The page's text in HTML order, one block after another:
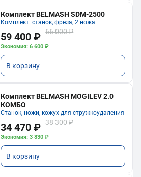
Комплект BELMASH SDM-2500
Комплект: станок, фреза, 2 ножа
59 400 ₽ 66 000 ₽
Экономия: 6 600 ₽
В корзину
Комплект BELMASH MOGILEV 2.0
КОМБО
Станок, ножи, кожух для стружкоудаления
34 470 ₽ 38 300 ₽
Экономия: 3 830 ₽
В корзину